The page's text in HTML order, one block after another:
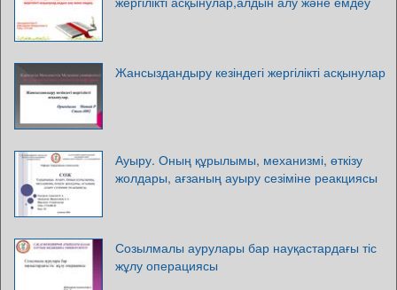
Жансыздандыру кезіндегі жергілікті асқынулар
Ауыру. Оның құрылымы, механизмі, өткізу
жолдары, ағзаның ауыру сезіміне реакциясы
Созылмалы аурулары бар науқастардағы тіс
жұлу операциясы